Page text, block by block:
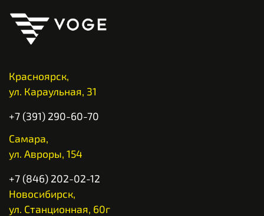
Красноярск,
ул. Караульная, 31
+7 (391) 290-60-70
Самара,
ул. Авроры, 154
+7 (846) 202-02-12
Новосибирск,
ул. Станционная, 60г